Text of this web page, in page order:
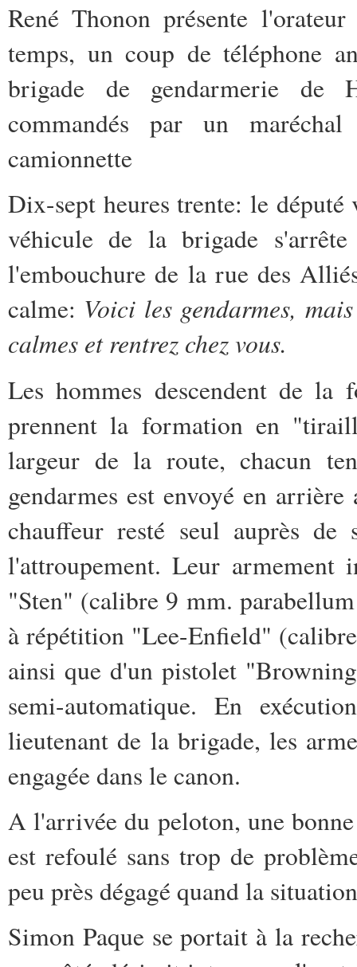
René Thonon présente
temps, un coup de téléphone
brigade de gendarmerie de
commandés par un
camionnette
Dix-sept heures trente: le
véhicule de la brigade
l'embouchure de la rue des
calme: Voici les gendarmes,
calmes et rentrez chez vous.
Les hommes descendent de
prennent la formation en
largeur de la route, chacun
gendarmes est envoyé en
chauffeur resté seul auprès
l'attroupement. Leur armement
"Sten" (calibre 9 mm.
à répétition "Lee-Enfield"
ainsi que d'un pistolet
semi-automatique. En
lieutenant de la brigade, les
engagée dans le canon.
A l'arrivée du peloton, une
est refoulé sans trop de
peu près dégagé quand la
Simon Paque se portait à la